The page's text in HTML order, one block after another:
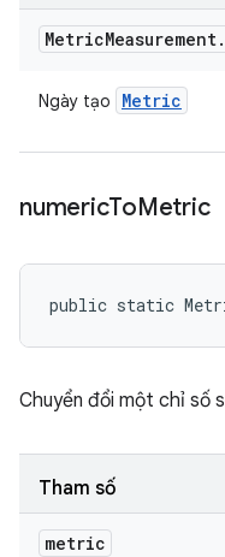
MetricMeasurement.
Ngày tạo Metric
numericToMetric
public static
Chuyển đổi một chỉ số
Tham số
metric